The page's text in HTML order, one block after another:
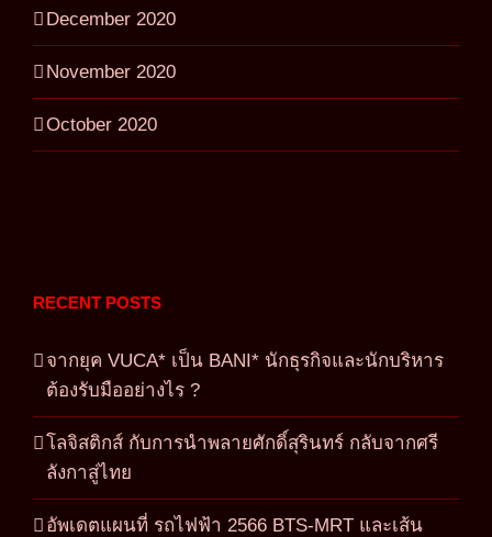
December 2020
November 2020
October 2020
RECENT POSTS
จากยุค VUCA* เป็น BANI* นักธุรกิจและนักบริหาร
ต้องรับมืออย่างไร ?
โลจิสติกส์ กับการนำพลายศักดิ์สุรินทร์ กลับจากศรี
ลังกาสู่ไทย
อัพเดตแผนที่ รถไฟฟ้า 2566 BTS-MRT และเส้น